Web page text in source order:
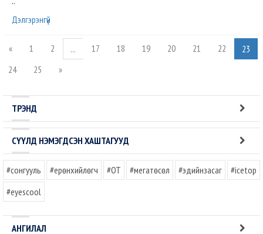
Дэлгэрэнгүй
« 1 2 ... 17 18 19 20 21 22
23
24
25 »
ТРЭНД
СҮҮЛД НЭМЭГДСЭН ХАШТАГУУД
#сонгууль #ерөнхийлөгч #OT #мегатөсөл #эдийнзасаг
#icetop
#eyescool
АНГИЛАЛ